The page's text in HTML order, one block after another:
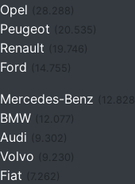
Opel
Peugeot
Renault (19.746)
Ford (14.755)
Mercedes-Benz
BMW
Audi
Volvo
Fiat (7.262)